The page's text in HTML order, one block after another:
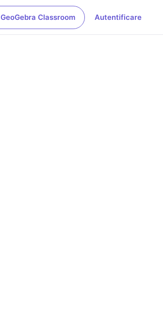
GeoGebra Classroom Autentificare